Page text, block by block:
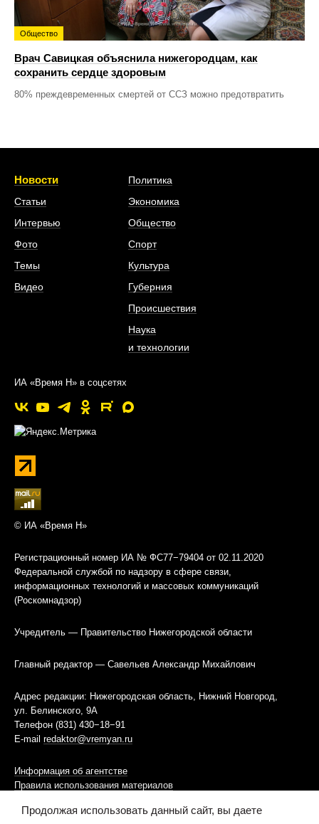
Общество
Врач Савицкая объяснила нижегородцам, как
сохранить сердце здоровым
80% преждевременных смертей от ССЗ можно предотвратить
Новости
Статьи
Интервью
Фото
Темы
Видео
Политика
Экономика
Общество
Спорт
Культура
Губерния
Происшествия
Наука
и технологии
ИА «Время Н» в соцсетях
© ИА «Время Н»
Регистрационный номер ИА № ФС77−79404 от 02.11.2020
Федеральной службой по надзору в сфере связи,
информационных технологий и массовых коммуникаций
(Роскомнадзор)
Учредитель — Правительство Нижегородской области
Главный редактор — Савельев Александр Михайлович
Адрес редакции: Нижегородская область, Нижний Новгород,
ул. Белинского, 9А
Телефон (831) 430−18−91
E-mail redaktor@vremyan.ru
Информация об агентстве
Правила использования материалов
Информационная политика использования «cookies»-файлов
Продолжая использовать данный сайт, вы даете